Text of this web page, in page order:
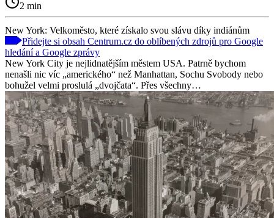
2 min
New York: Velkoměsto, které získalo svou slávu díky indiánům
Přidejte si obsah Centrum.cz do oblíbených zdrojů pro Google
hledání a Google zprávy
New York City je nejlidnatějším městem USA. Patrně bychom
nenašli nic víc „amerického“ než Manhattan, Sochu Svobody nebo
bohužel velmi proslulá „dvojčata“. Přes všechny…